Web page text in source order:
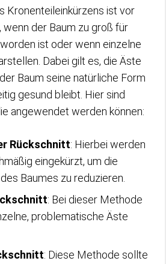
Kronenteileinkürzens ist vor
wenn der Baum zu groß für
ist oder wenn einzelne
Dabei gilt es, die Äste
Baum seine natürliche Form
gesund bleibt. Hier sind
angewendet werden können:
Rückschnitt: Hierbei werden
eingekürzt, um die
Baumes zu reduzieren.
: Bei dieser Methode
problematische Äste
: Diese Methode sollte